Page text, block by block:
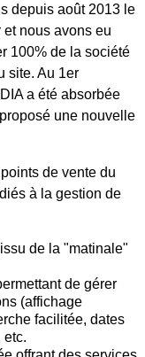
depuis août 2013 le
et nous avons eu
100% de la société
site. Au 1er
a été absorbée
une nouvelle
de vente du
à la gestion de
de la "matinale"
de gérer
(affichage
facilitée, dates
etc.